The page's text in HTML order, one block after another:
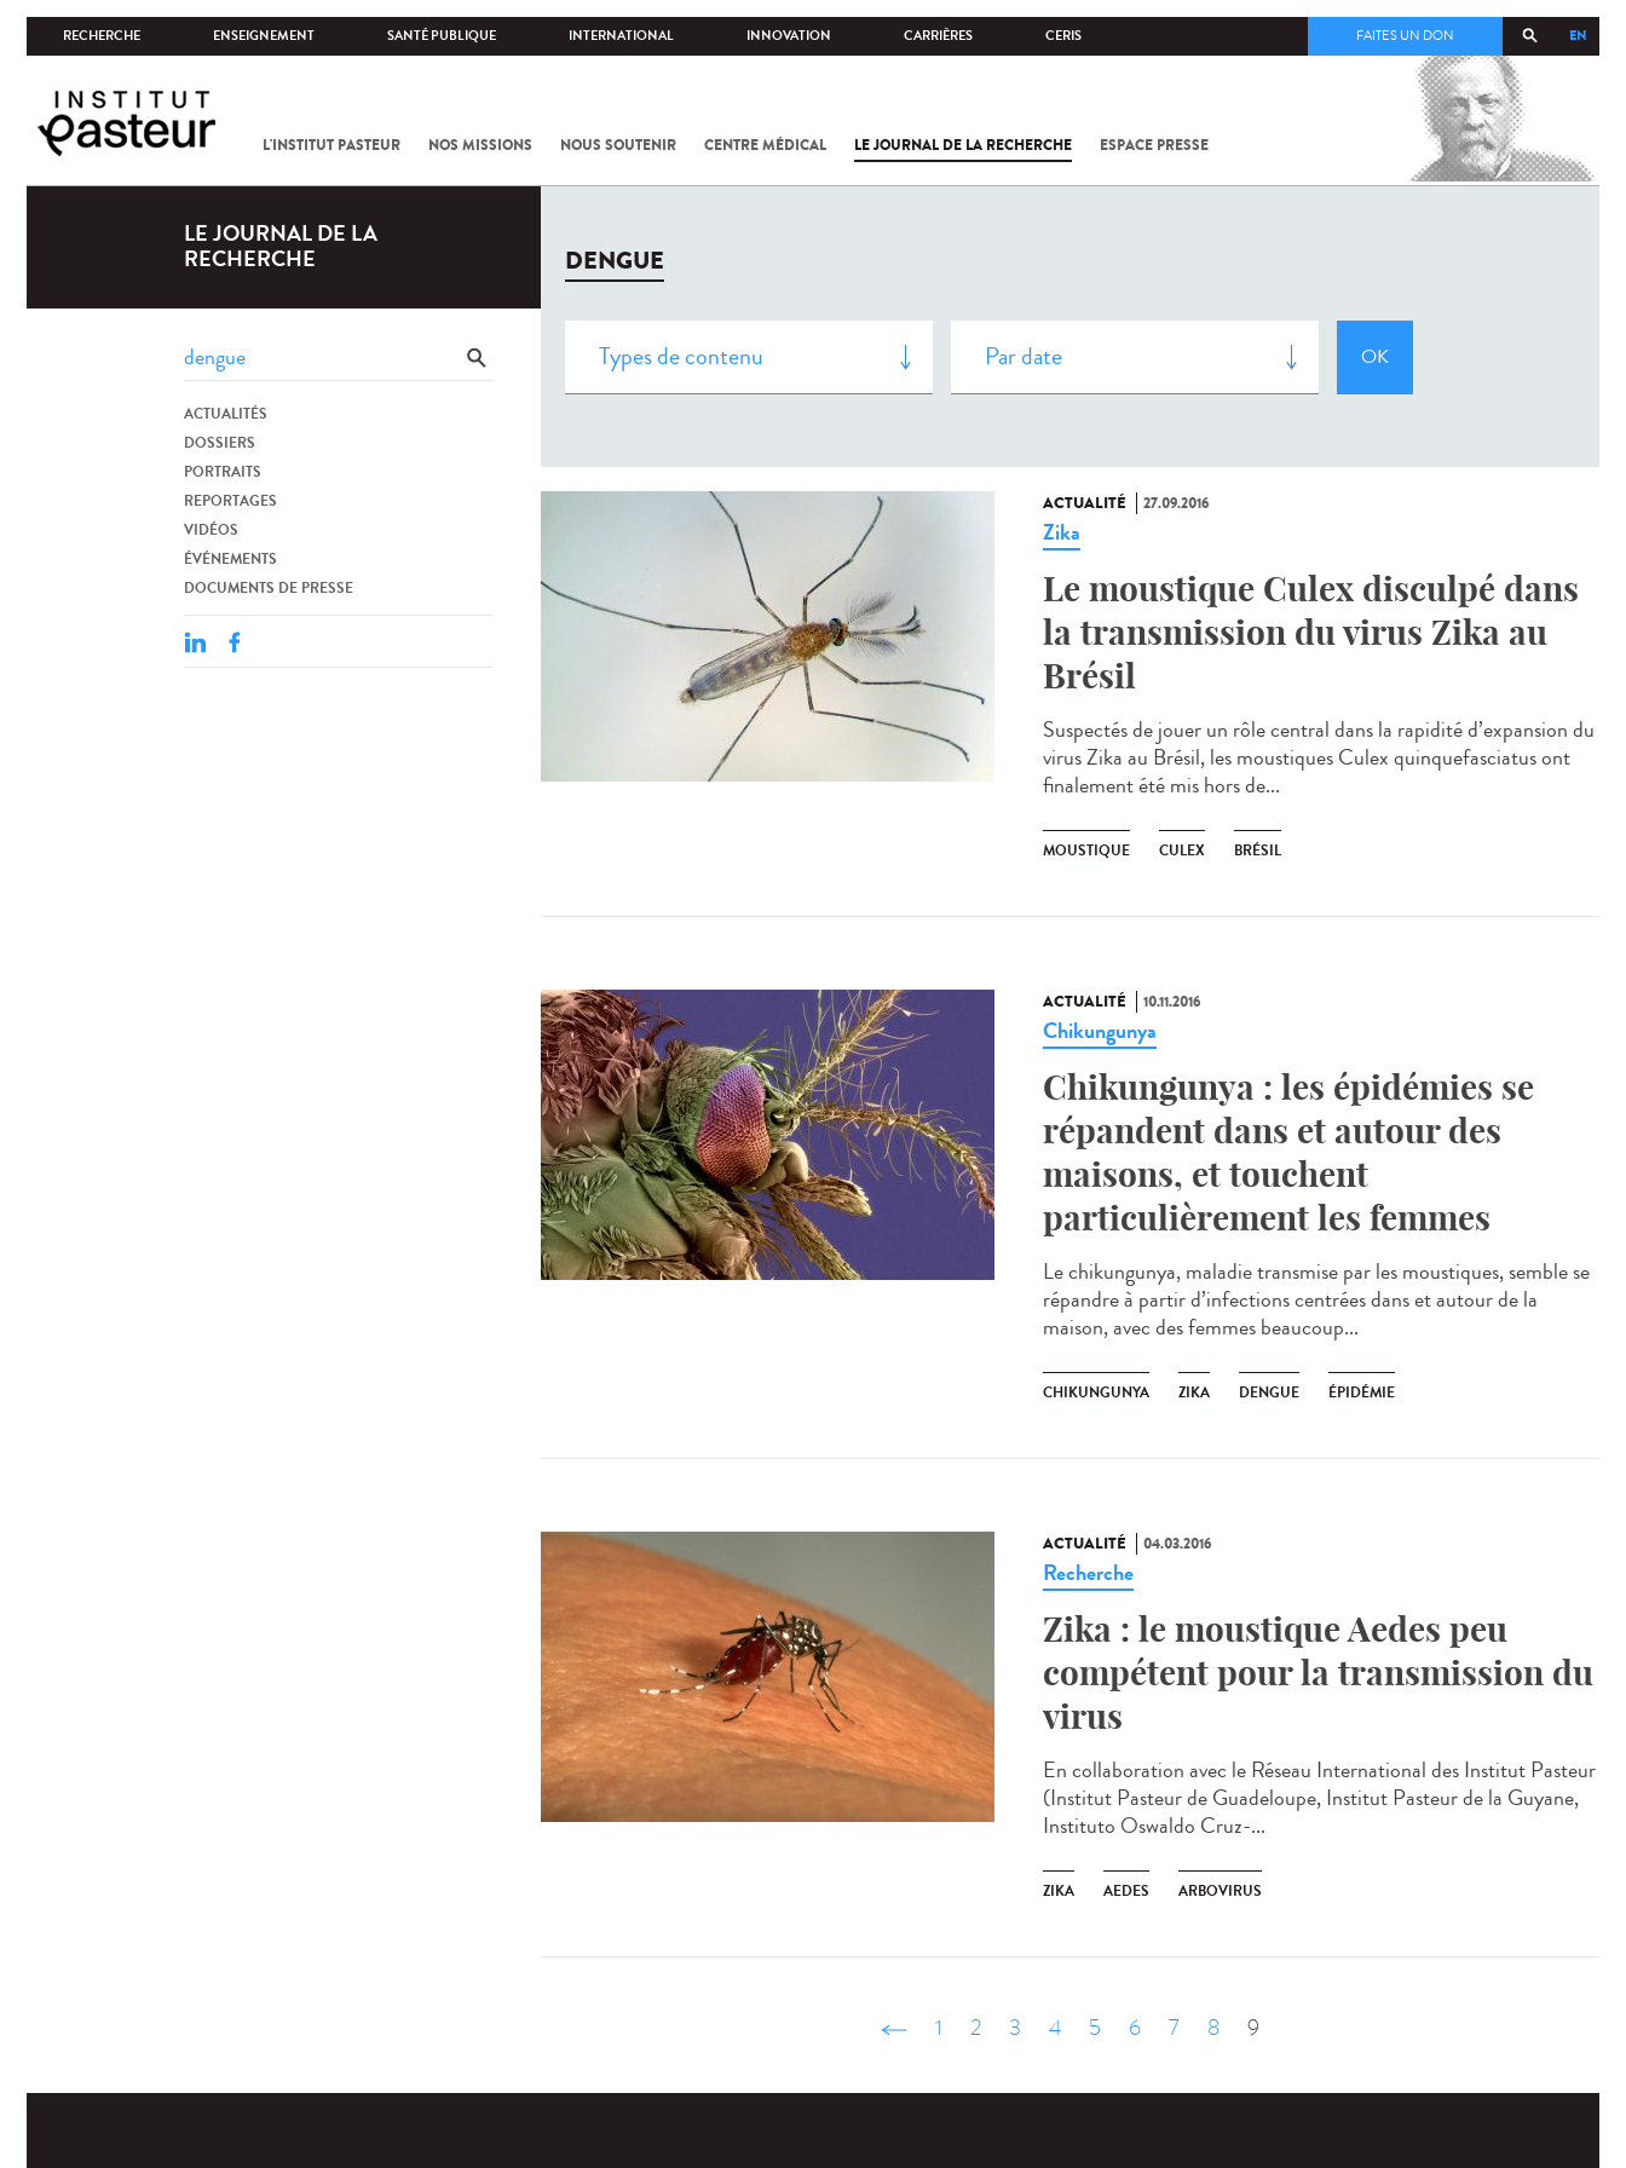
RECHERCHE ENSEIGNEMENT SANTÉ PUBLIQUE INTERNATIONAL INNOVATION CARRIÈRES CERIS EN
FAITES UN DON
L'INSTITUT PASTEUR NOS MISSIONS NOUS SOUTENIR CENTRE MÉDICAL LE JOURNAL DE LA RECHERCHE ESPACE PRESSE
COV-2 /
LE JOURNAL DE LA
RECHERCHE
ACTUALITÉS
DOSSIERS
PORTRAITS
REPORTAGES
VIDÉOS
ÉVÉNEMENTS
DOCUMENTS DE PRESSE
DENGUE
ACTUALITÉ 27.09.2016
Zika
Le moustique Culex disculpé dans
la transmission du virus Zika au
Brésil
Suspectés de jouer un rôle central dans la rapidité d’expansion du
virus Zika au Brésil, les moustiques Culex quinquefasciatus ont
finalement été mis hors de...
MOUSTIQUE CULEX BRÉSIL
ACTUALITÉ 10.11.2016
Chikungunya
Chikungunya : les épidémies se
répandent dans et autour des
maisons, et touchent
particulièrement les femmes
Le chikungunya, maladie transmise par les moustiques, semble se
répandre à partir d’infections centrées dans et autour de la
maison, avec des femmes beaucoup...
CHIKUNGUNYA ZIKA DENGUE ÉPIDÉMIE
ACTUALITÉ 04.03.2016
Recherche
Zika : le moustique Aedes peu
compétent pour la transmission du
virus
En collaboration avec le Réseau International des Institut Pasteur
(Institut Pasteur de Guadeloupe, Institut Pasteur de la Guyane,
Instituto Oswaldo Cruz-...
ZIKA AEDES ARBOVIRUS
‹ précédent
1 2 3 4 5 6 7 8 9